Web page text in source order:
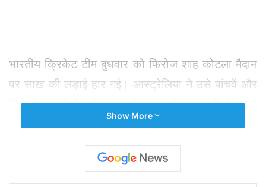
भारतीय क्रिकेट टीम बुधवार को फिरोज शाह कोटला मैदान
पर साख की लड़ाई हार गई। आस्ट्रेलिया ने उसे पांचवें और
निणार्यक वनडे मैच में 35 रनों से हरा दिया। इसी के साथ
आस्ट्रेलिया ने शुरुआती दो मैच गंवाने के बाद भी लगातार
तीन मैच जीत 3-2 से सीरीज अपने नाम की और दस साल
बाद भारत में वनडे सीरीज जीतने का सम्मान हासिल किया।
Show More